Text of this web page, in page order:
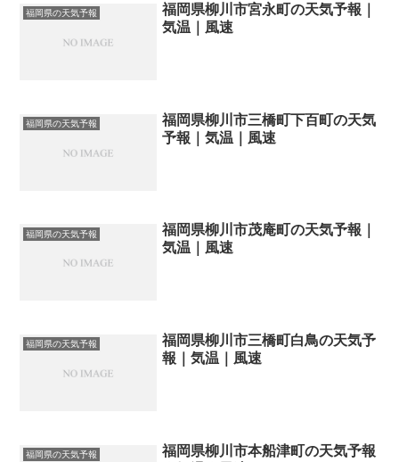
福岡県の天気予報
福岡県柳川市宮永町の天気予報｜
気温｜風速
福岡県の天気予報
福岡県柳川市三橋町下百町の天気
予報｜気温｜風速
福岡県の天気予報
福岡県柳川市茂庵町の天気予報｜
気温｜風速
福岡県の天気予報
福岡県柳川市三橋町白鳥の天気予
報｜気温｜風速
福岡県の天気予報
福岡県柳川市本船津町の天気予報